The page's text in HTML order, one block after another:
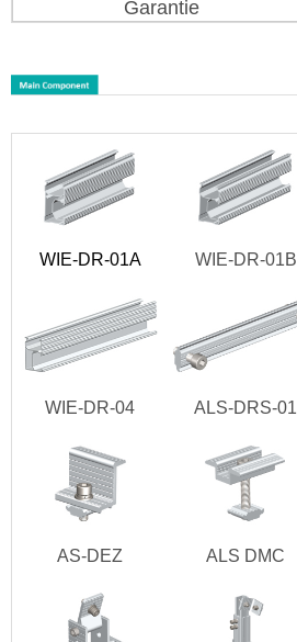
Garantie
WIE-DR-01A WIE-DR-01B
WIE-DR-04 ALS-DRS-01
AS-DEZ ALS DMC